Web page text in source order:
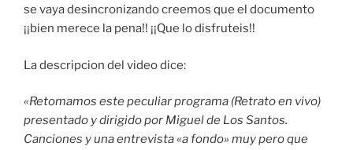
se vaya desincronizando creemos que el documento
¡¡bien merece la pena!! ¡¡Que lo disfruteis!!
La descripcion del video dice:
«Retomamos este peculiar programa (Retrato en vivo)
presentado y dirigido por Miguel de Los Santos.
Canciones y una entrevista «a fondo» muy pero que